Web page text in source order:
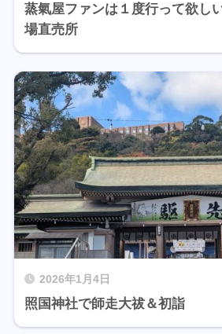
蒸氣屋ファンは１度行って欲し
場直売所
2026年1月4日
照国神社で師走大祓＆初詣